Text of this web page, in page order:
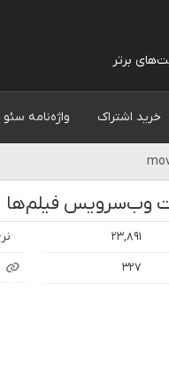
برتر
خرید اشتراک واژه‌نامه سئو
وب‌سرویس فیلم‌ها
۲۳,۸۹۱
۳۲۷